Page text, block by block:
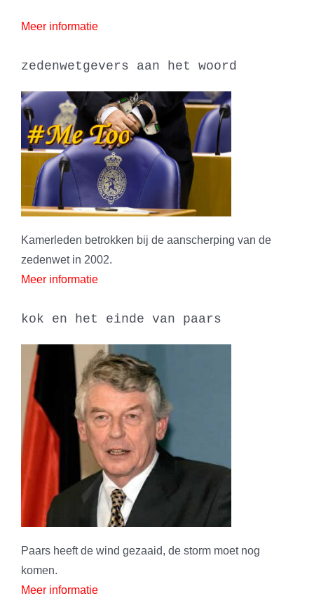
Meer informatie
zedenwetgevers aan het woord
Kamerleden betrokken bij de aanscherping van de
zedenwet in 2002.
Meer informatie
kok en het einde van paars
Paars heeft de wind gezaaid, de storm moet nog
komen.
Meer informatie